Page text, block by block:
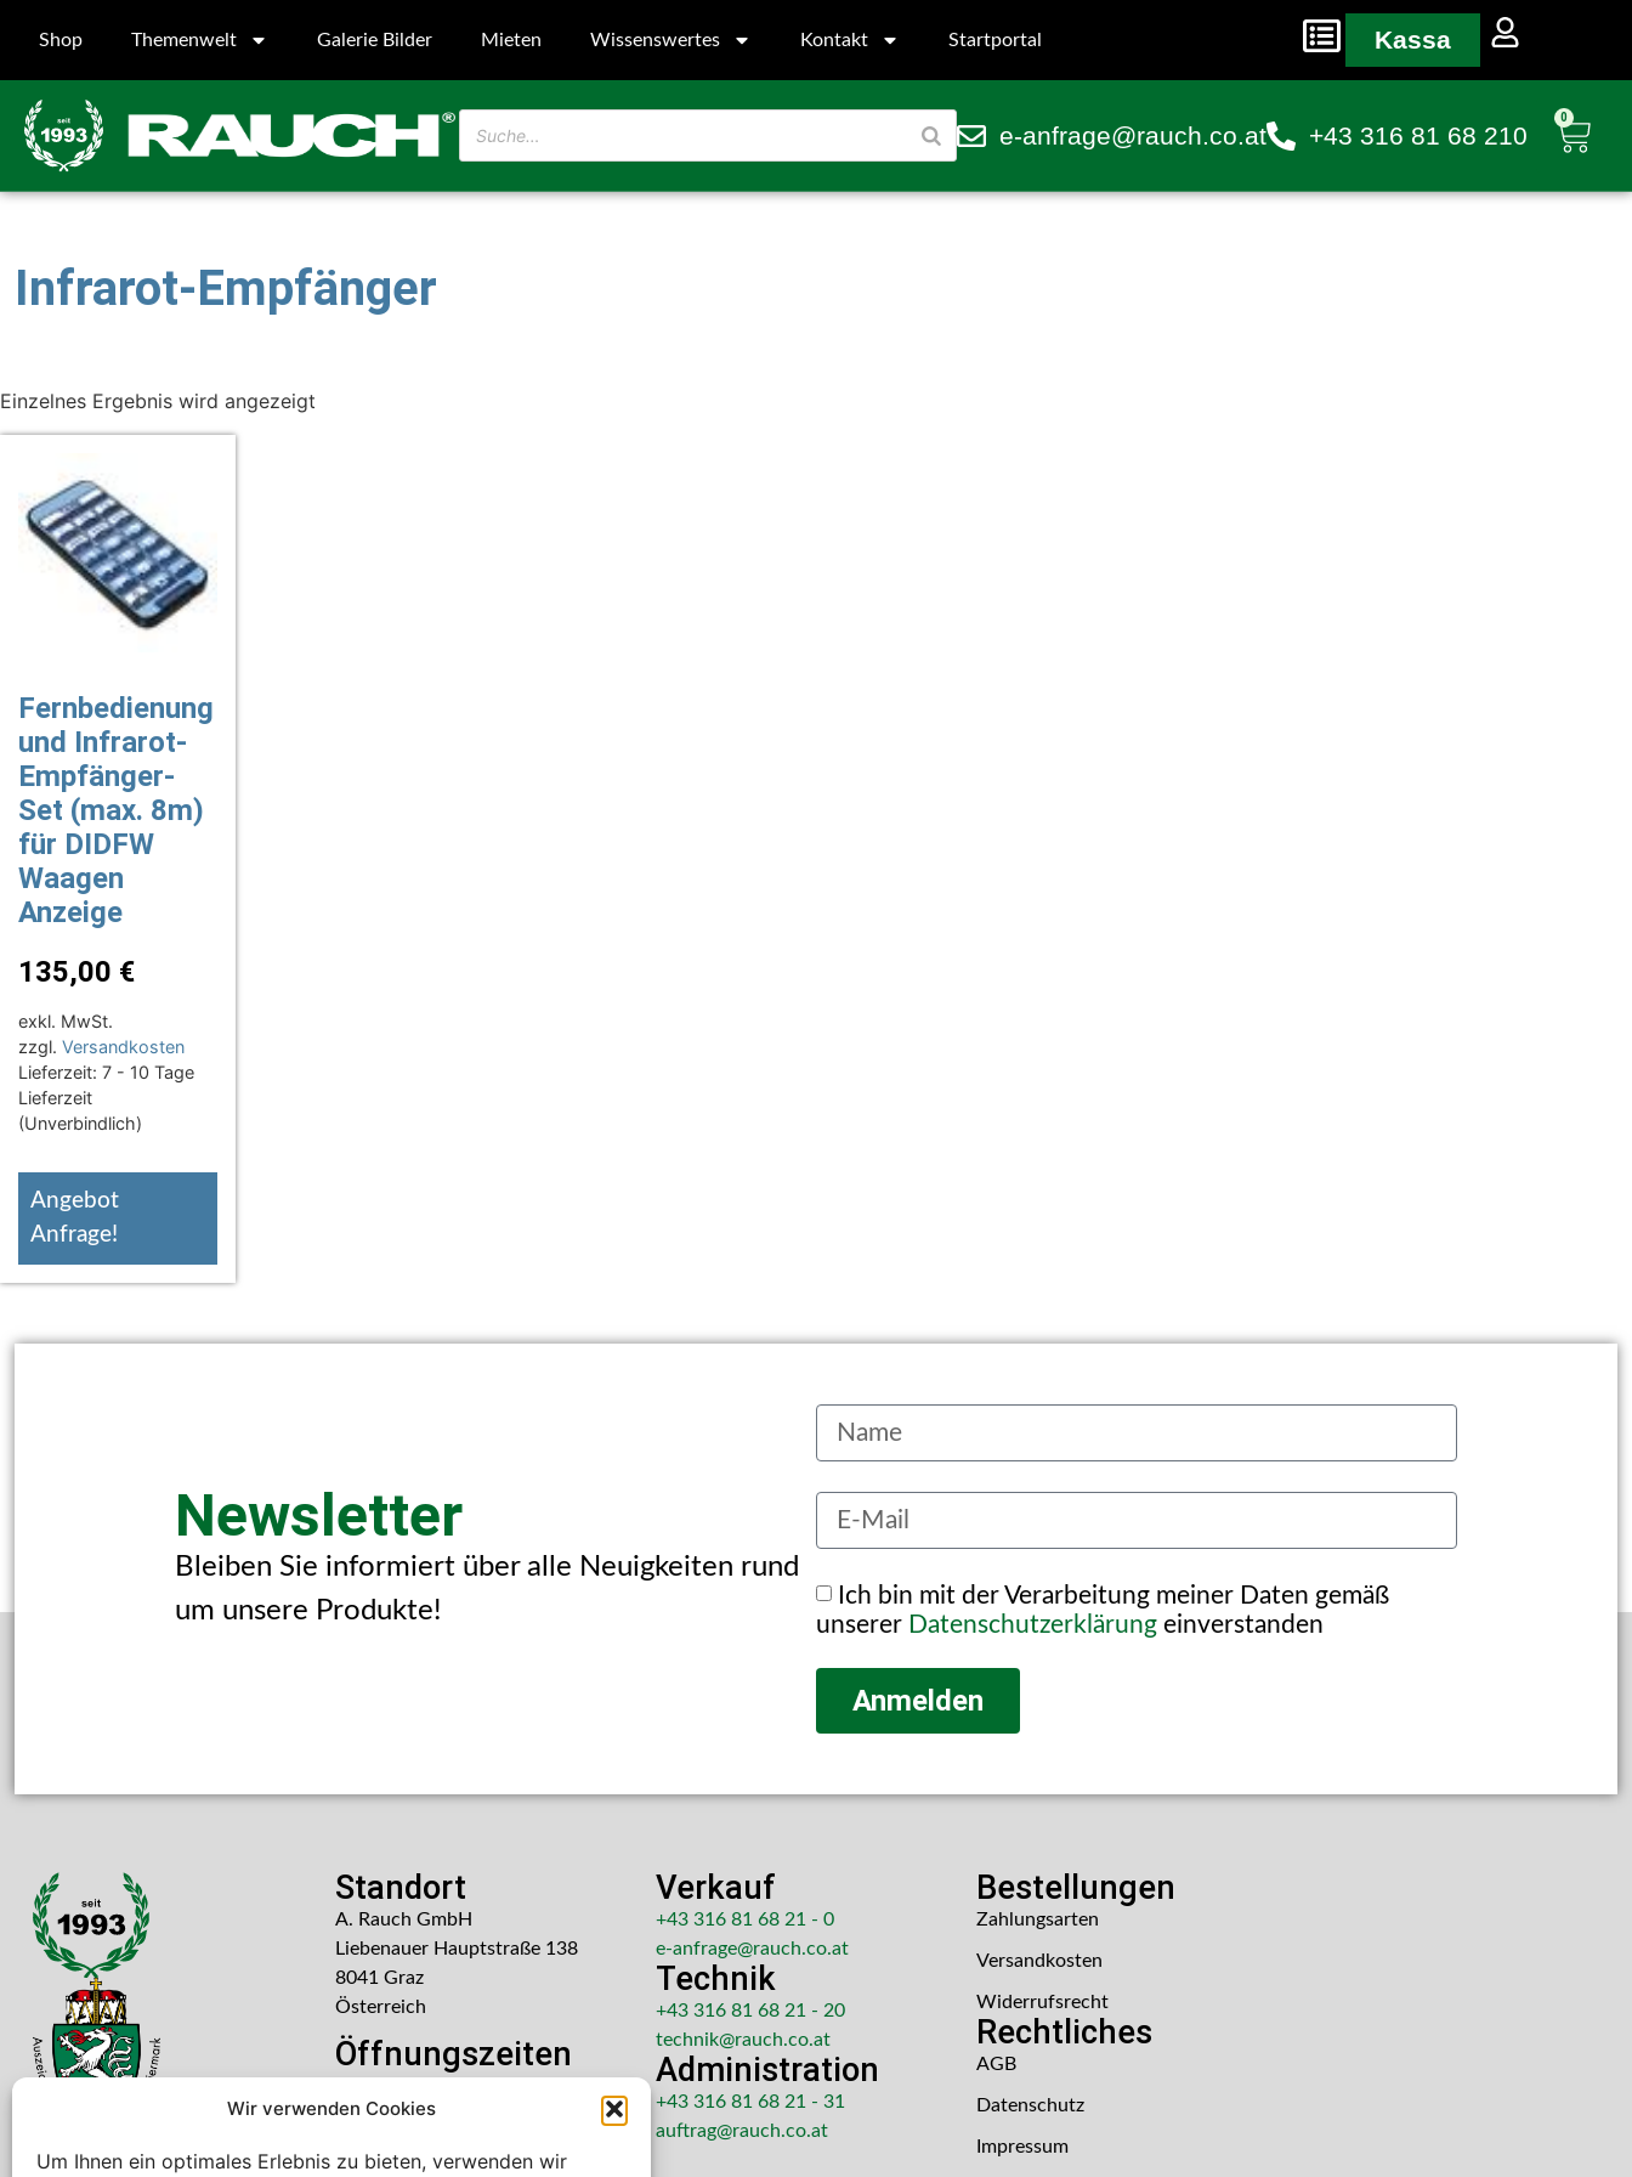
Wir verwenden Cookies
Um Ihnen ein optimales Erlebnis zu bieten, verwenden wir
Shop Themenwelt Galerie Bilder Mieten Wissenswertes Kontakt Startportal Kassa
e-anfrage@rauch.co.at +43 316 81 68 210
0
Infrarot-Empfänger
Einzelnes Ergebnis wird angezeigt
Fernbedienung
und Infrarot-
Empfänger-
Set (max. 8m)
für DIDFW
Waagen
Anzeige
135,00 €
exkl. MwSt.
zzgl. Versandkosten
Lieferzeit: 7 - 10 Tage
Lieferzeit
(Unverbindlich)
Angebot
Anfrage!
Newsletter
Bleiben Sie informiert über alle Neuigkeiten rund
um unsere Produkte!
Ich bin mit der Verarbeitung meiner Daten gemäß
unserer Datenschutzerklärung einverstanden
Anmelden
Standort
A. Rauch GmbH
Liebenauer Hauptstraße 138
8041 Graz
Österreich
Öffnungszeiten
Freitag: 08:00 – 14:30 Uhr
Verkauf
+43 316 81 68 21 - 0
e-anfrage@rauch.co.at
Technik
+43 316 81 68 21 - 20
technik@rauch.co.at
Administration
+43 316 81 68 21 - 31
auftrag@rauch.co.at
Bestellungen
Zahlungsarten
Versandkosten
Widerrufsrecht
Rechtliches
AGB
Datenschutz
Impressum